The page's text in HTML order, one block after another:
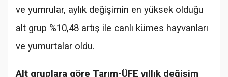
ve yumrular, aylık değişimin en yüksek olduğu
alt grup %10,48 artış ile canlı kümes hayvanları
ve yumurtalar oldu.
Alt gruplara göre Tarım-ÜFE yıllık değişim